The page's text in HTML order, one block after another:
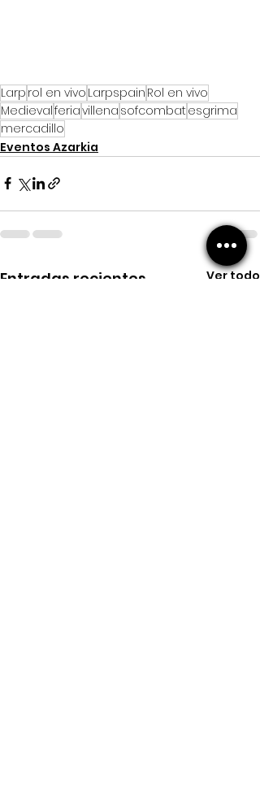
Larp rol en vivo Larpspain Rol en vivo
Medievalferiavillena sofcombat esgrima
mercadillo
Eventos Azarkia
Entradas recientes Ver todo